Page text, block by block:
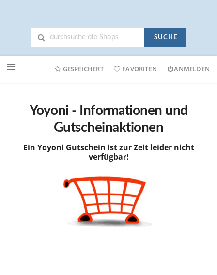
SUCHE
Online-
GESPEICHERT FAVORITEN ANMELDEN
Yoyoni - Informationen und
Gutscheinaktionen
Ein Yoyoni Gutschein ist zur Zeit leider nicht
verfügbar!